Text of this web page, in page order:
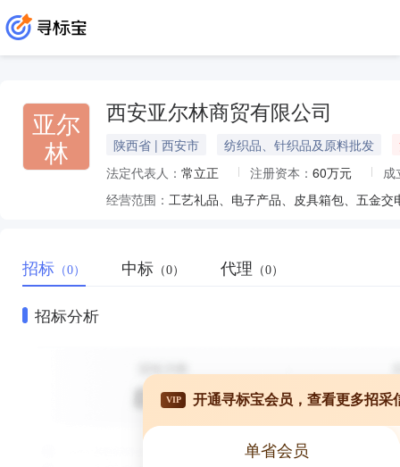
亚尔
林
西安亚尔林商贸有限公司
陕西省 | 西安市 纺织品、针织品及原料批发
法定代表人： 常立正 注册资本： 60万元
成
经营范围：
招标 （0） 中标 （0） 代理 （0）
招标分析
VIP 开通寻标宝会员，查看更多招采
单省会员